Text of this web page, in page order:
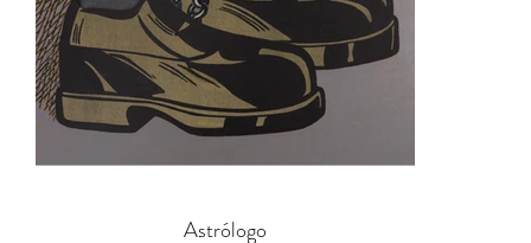
Astrólogo